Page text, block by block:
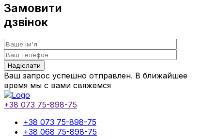
Замовити
дзвінок
Ваш запрос успешно отправлен. В ближайшее
время мы с вами свяжемся
+38 073 75-898-75
+38 073 75-898-75
+38 068 75-898-75